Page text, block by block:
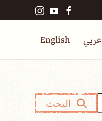
عربي English
البحث